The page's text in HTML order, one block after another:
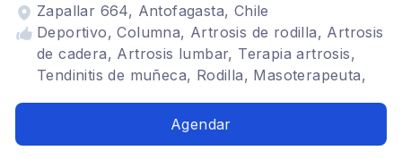
Zapallar 664, Antofagasta, Chile
Deportivo, Columna, Artrosis de rodilla, Artrosis
de cadera, Artrosis lumbar, Terapia artrosis,
Tendinitis de muñeca, Rodilla, Masoterapeuta,
Agendar